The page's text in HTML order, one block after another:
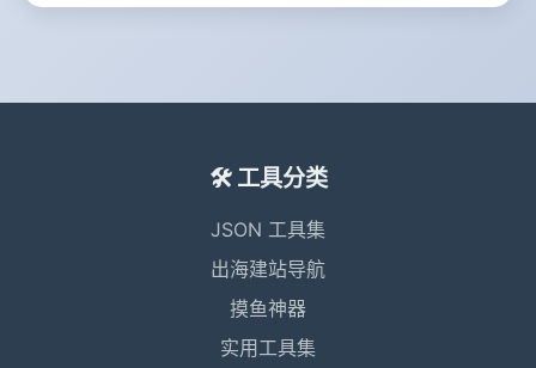
🛠️ 工具分类
JSON 工具集
出海建站导航
摸鱼神器
实用工具集